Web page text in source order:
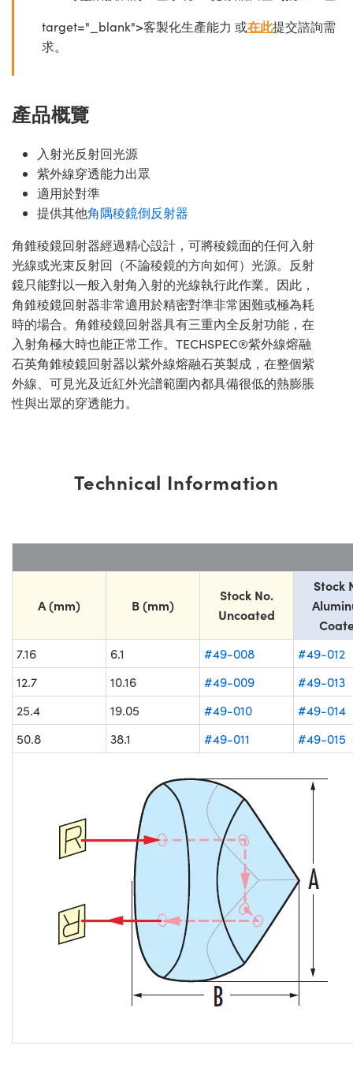
target="_blank">客製化生產能力 或在此提交諮詢需
求。
產品概覽
入射光反射回光源
紫外線穿透能力出眾
適用於對準
提供其他角隅稜鏡倒反射器
角錐稜鏡回射器經過精心設計，可將稜鏡面的任何入射
光線或光束反射回（不論稜鏡的方向如何）光源。反射
鏡只能對以一般入射角入射的光線執行此作業。因此，
角錐稜鏡回射器非常適用於精密對準非常困難或極為耗
時的場合。角錐稜鏡回射器具有三重內全反射功能，在
入射角極大時也能正常工作。TECHSPEC®紫外線熔融
石英角錐稜鏡回射器以紫外線熔融石英製成，在整個紫
外線、可見光及近紅外光譜範圍內都具備很低的熱膨脹
性與出眾的穿透能力。
Technical Information
A (mm) B (mm)
Stock No.
Uncoated
Stock
7.16 6.1 #49-008
#49-012
12.7
10.16 #49-009
#49-013
25.4
19.05 #49-010
#49-014
50.8
38.1 #49-011 #49-015